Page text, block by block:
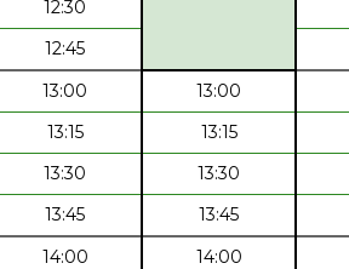
12:30
12:45
13:00 13:00
13:15 13:15
13:30 13:30
13:45 13:45
14:00 14:00